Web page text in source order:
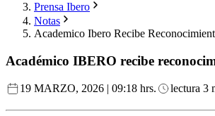
Prensa Ibero
Notas
Academico Ibero Recibe
Académico IBERO recibe
19 MARZO, 2026 | 09:18 hrs. lectura 3